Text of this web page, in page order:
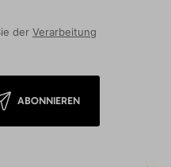
der Verarbeitung
ABONNIEREN